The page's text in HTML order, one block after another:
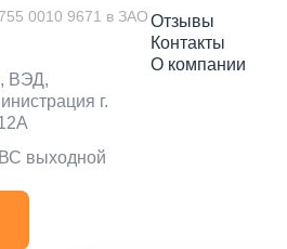
0010 9671 в ЗАО
ВЭД,
г.
выходной
Отзывы
Контакты
О компании